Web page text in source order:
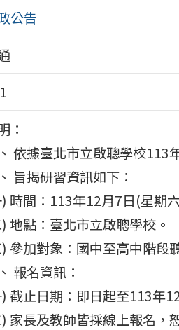
公告
：
依據臺北市立啟聰學校113
旨揭研習資訊如下：
時間：113年12月7日(星期
地點：臺北市立啟聰學校。
參加對象：國中至高中階段
報名資訊：
截止日期：即日起至113年
家長及教師皆採線上報名，